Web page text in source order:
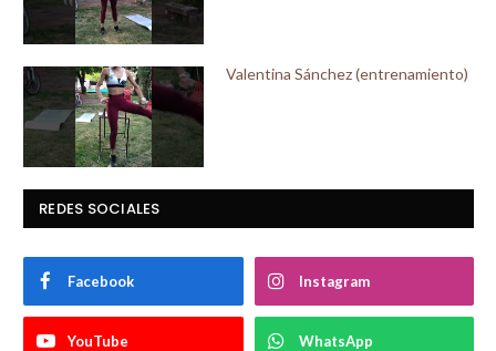
Valentina Sánchez (entrenamiento)
REDES SOCIALES
Facebook Instagram
YouTube WhatsApp